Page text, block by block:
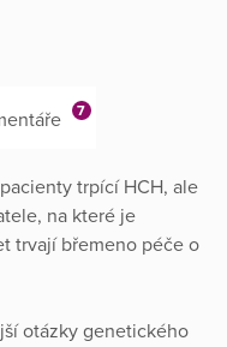
7
trpící HCH, ale
na které je
trvají břemeno péče o
otázky genetického